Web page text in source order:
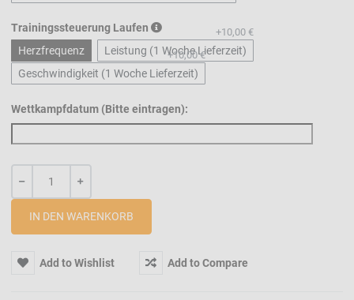
Trainingssteuerung Laufen
Herzfrequenz
Leistung (1 Woche Lieferzeit)
+10,00 €
Geschwindigkeit (1 Woche Lieferzeit)
+10,00 €
Wettkampfdatum (Bitte eintragen):
Add to Wishlist Add to Compare